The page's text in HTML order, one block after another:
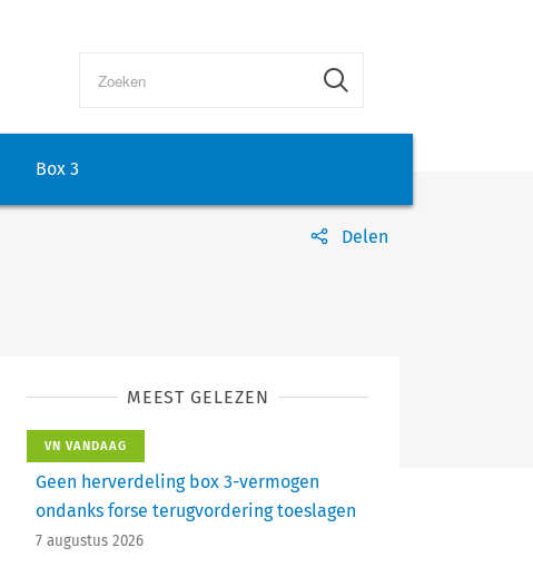
Box 3
Delen
MEEST GELEZEN
VN VANDAAG
Geen herverdeling box 3-vermogen
ondanks forse terugvordering toeslagen
7 augustus 2026